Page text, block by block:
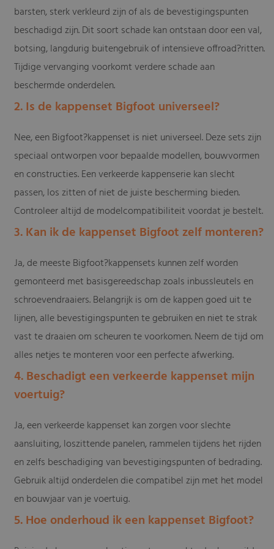
barsten, sterk verkleurd zijn of als de bevestigingspunten
beschadigd zijn. Dit soort schade kan ontstaan door een val,
botsing, langdurig buitengebruik of intensieve offroad?ritten.
Tijdige vervanging voorkomt verdere schade aan
beschermde onderdelen.
2. Is de kappenset Bigfoot universeel?
Nee, een Bigfoot?kappenset is niet universeel. Deze sets zijn
speciaal ontworpen voor bepaalde modellen, bouwvormen
en constructies. Een verkeerde kappenserie kan slecht
passen, los zitten of niet de juiste bescherming bieden.
Controleer altijd de modelcompatibiliteit voordat je bestelt.
3. Kan ik de kappenset Bigfoot zelf monteren?
Ja, de meeste Bigfoot?kappensets kunnen zelf worden
gemonteerd met basisgereedschap zoals inbussleutels en
schroevendraaiers. Belangrijk is om de kappen goed uit te
lijnen, alle bevestigingspunten te gebruiken en niet te strak
vast te draaien om scheuren te voorkomen. Neem de tijd om
alles netjes te monteren voor een perfecte afwerking.
4. Beschadigt een verkeerde kappenset mijn
voertuig?
Ja, een verkeerde kappenset kan zorgen voor slechte
aansluiting, loszittende panelen, rammelen tijdens het rijden
en zelfs beschadiging van bevestigingspunten of bedrading.
Gebruik altijd onderdelen die compatibel zijn met het model
en bouwjaar van je voertuig.
5. Hoe onderhoud ik een kappenset Bigfoot?